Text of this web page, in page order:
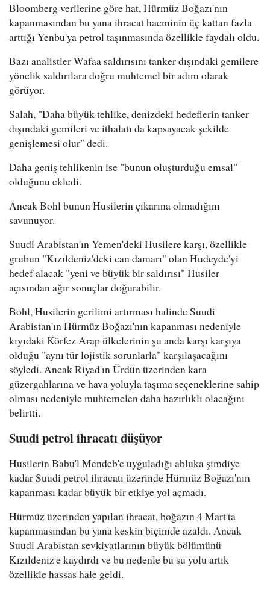
Bloomberg verilerine göre hat, Hürmüz Boğazı'nın
kapanmasından bu yana ihracat hacminin üç kattan fazla
arttığı Yenbu'ya petrol taşınmasında özellikle faydalı oldu.
Bazı analistler Wafaa saldırısını tanker dışındaki gemilere
yönelik saldırılara doğru muhtemel bir adım olarak
görüyor.
Salah, "Daha büyük tehlike, denizdeki hedeflerin tanker
dışındaki gemileri ve ithalatı da kapsayacak şekilde
genişlemesi olur" dedi.
Daha geniş tehlikenin ise "bunun oluşturduğu emsal"
olduğunu ekledi.
Ancak Bohl bunun Husilerin çıkarına olmadığını
savunuyor.
Suudi Arabistan'ın Yemen'deki Husilere karşı, özellikle
grubun "Kızıldeniz'deki can damarı" olan Hudeyde'yi
hedef alacak "yeni ve büyük bir saldırısı" Husiler
açısından ağır sonuçlar doğurabilir.
Bohl, Husilerin gerilimi artırması halinde Suudi
Arabistan'ın Hürmüz Boğazı'nın kapanması nedeniyle
kıyıdaki Körfez Arap ülkelerinin şu anda karşı karşıya
olduğu "aynı tür lojistik sorunlarla" karşılaşacağını
söyledi. Ancak Riyad'ın Ürdün üzerinden kara
güzergahlarına ve hava yoluyla taşıma seçeneklerine sahip
olması nedeniyle muhtemelen daha hazırlıklı olacağını
belirtti.
Suudi petrol ihracatı düşüyor
Husilerin Babu'l Mendeb'e uyguladığı abluka şimdiye
kadar Suudi petrol ihracatı üzerinde Hürmüz Boğazı'nın
kapanması kadar büyük bir etkiye yol açmadı.
Hürmüz üzerinden yapılan ihracat, boğazın 4 Mart'ta
kapanmasından bu yana keskin biçimde azaldı. Ancak
Suudi Arabistan sevkiyatlarının büyük bölümünü
Kızıldeniz'e kaydırdı ve bu nedenle bu su yolu artık
özellikle hassas hale geldi.